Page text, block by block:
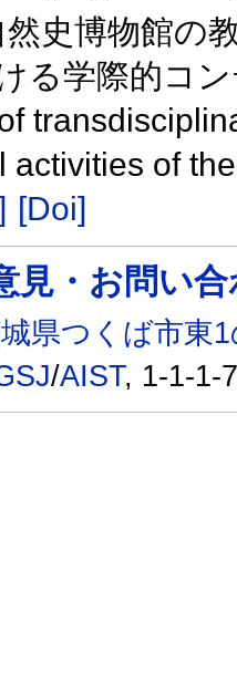
史博物館の
る学際的コ
activities of
[Doi]
見・お問い
県つくば市東
/AIST, 1-1-1-